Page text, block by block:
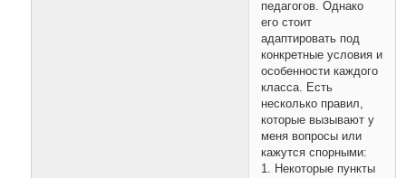
педагогов. Однако
его стоит
адаптировать под
конкретные условия и
особенности каждого
класса. Есть
несколько правил,
которые вызывают у
меня вопросы или
кажутся спорными:
1. Некоторые пункты